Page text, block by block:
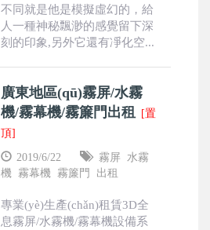
不同就是他是模擬虛幻的，給
人一種神秘飄渺的感覺留下深
刻的印象,另外它還有凈化空...
廣東地區(qū)霧屏/水霧
機/霧幕機/霧簾門出租
[置
頂]
2019/6/22 霧屏
水霧
機
霧幕機 霧簾門 出租
專業(yè)生產(chǎn)租賃3D全
息霧屏/水霧機/霧幕機設備系